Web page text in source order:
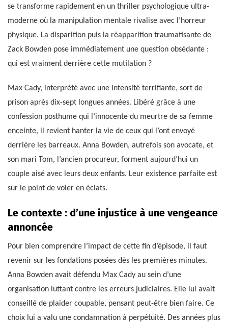
se transforme rapidement en un thriller psychologique ultra-
moderne où la manipulation mentale rivalise avec l’horreur
physique. La disparition puis la réapparition traumatisante de
Zack Bowden pose immédiatement une question obsédante :
qui est vraiment derrière cette mutilation ?
Max Cady, interprété avec une intensité terrifiante, sort de
prison après dix-sept longues années. Libéré grâce à une
confession posthume qui l’innocente du meurtre de sa femme
enceinte, il revient hanter la vie de ceux qui l’ont envoyé
derrière les barreaux. Anna Bowden, autrefois son avocate, et
son mari Tom, l’ancien procureur, forment aujourd’hui un
couple aisé avec leurs deux enfants. Leur existence parfaite est
sur le point de voler en éclats.
Le contexte : d’une injustice à une vengeance
annoncée
Pour bien comprendre l’impact de cette fin d’épisode, il faut
revenir sur les fondations posées dès les premières minutes.
Anna Bowden avait défendu Max Cady au sein d’une
organisation luttant contre les erreurs judiciaires. Elle lui avait
conseillé de plaider coupable, pensant peut-être bien faire. Ce
choix lui a valu une condamnation à perpétuité. Des années plus